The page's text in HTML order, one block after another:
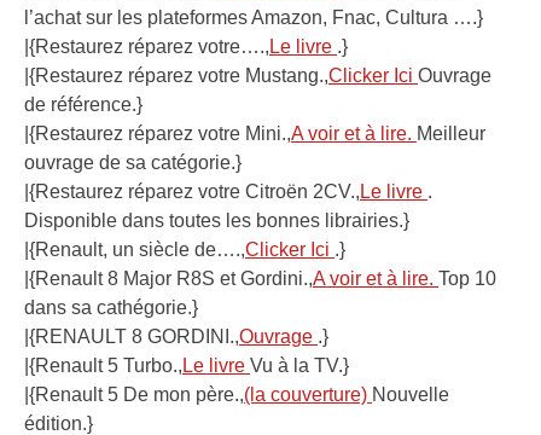
l’achat sur les plateformes Amazon, Fnac, Cultura ….}
|{Restaurez réparez votre…., Le livre .}
|{Restaurez réparez votre Mustang.,Clicker Ici Ouvrage
de référence.}
|{Restaurez réparez votre Mini.,A voir et à lire. Meilleur
ouvrage de sa catégorie.}
|{Restaurez réparez votre Citroën 2CV., Le livre .
Disponible dans toutes les bonnes librairies.}
|{Renault, un siècle de….,Clicker Ici .}
|{Renault 8 Major R8S et Gordini.,A voir et à lire. Top 10
dans sa cathégorie.}
|{RENAULT 8 GORDINI.,Ouvrage .}
|{Renault 5 Turbo., Le livre Vu à la TV.}
|{Renault 5 De mon père.,(la couverture) Nouvelle
édition.}